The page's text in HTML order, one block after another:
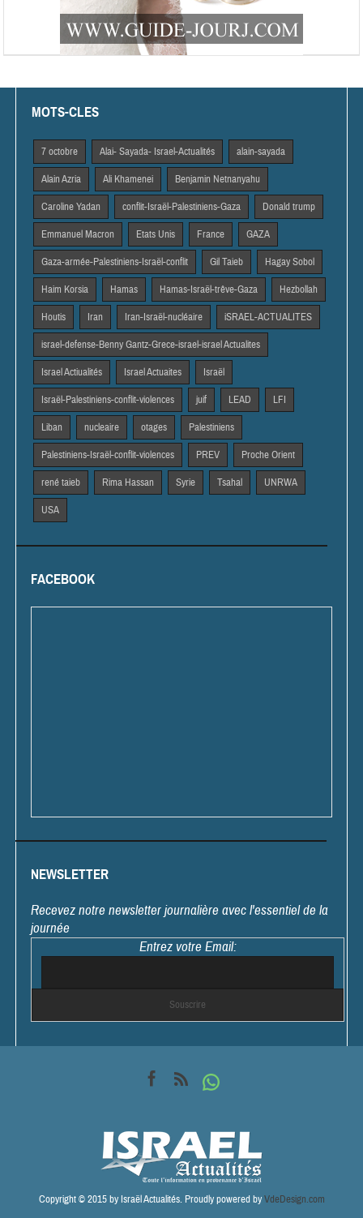
MOTS-CLES
7 octobre Alai- Sayada- Israel-Actualités alain-sayada
Alain Azria Ali Khamenei Benjamin Netnanyahu
Caroline Yadan conflit-Israël-Palestiniens-Gaza Donald trump
Emmanuel Macron Etats Unis France GAZA
Gaza-armée-Palestiniens-Israël-conflit Gil Taieb Hagay Sobol
Haim Korsia Hamas Hamas-Israël-trêve-Gaza Hezbollah
Houtis Iran Iran-Israël-nucléaire iSRAEL-ACTUALITES
israel-defense-Benny Gantz-Grece-israel-israel Actualites
Israel Actiualités Israel Actuaites Israël
Israël-Palestiniens-conflit-violences juif LEAD LFI
Liban nucleaire otages Palestiniens
Palestiniens-Israël-conflit-violences PREV Proche Orient
rené taieb Rima Hassan Syrie Tsahal UNRWA
USA
FACEBOOK
NEWSLETTER
Recevez notre newsletter journalière avec l'essentiel de la
journée
Entrez votre Email:
Copyright © 2015 by Israël Actualités. Proudly powered byVdeDesign.com